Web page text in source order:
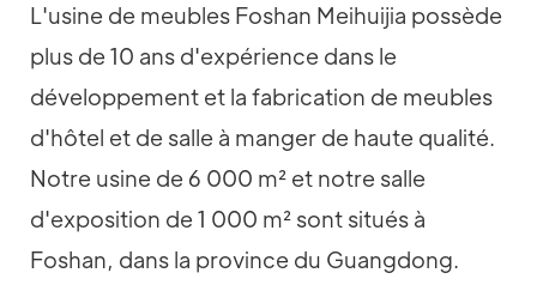
L'usine de meubles Foshan Meihuijia possède
plus de 10 ans d'expérience dans le
développement et la fabrication de meubles
d'hôtel et de salle à manger de haute qualité.
Notre usine de 6 000 m² et notre salle
d'exposition de 1 000 m² sont situés à
Foshan, dans la province du Guangdong.